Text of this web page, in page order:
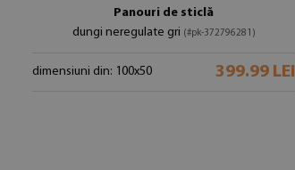
Panouri de sticlă
dungi neregulate gri (#pk-372796281)
dimensiuni din: 100x50 399.99 LEI